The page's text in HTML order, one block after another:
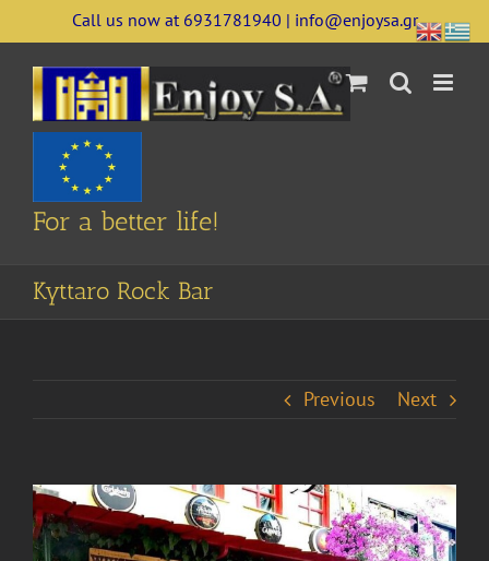
to
content
Call us now at 6931781940 | info@enjoysa.gr
For a better life!
Kyttaro Rock Bar
Previous Next
View
Larger
Image